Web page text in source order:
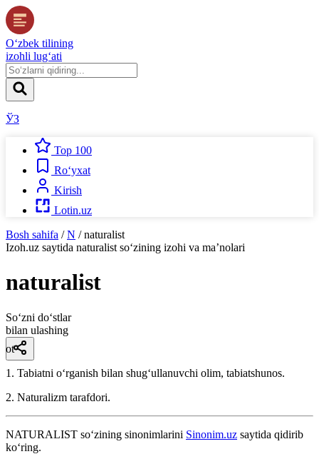
O‘zbek tilining
izohli lug‘ati
ЎЗ
Top 100
Ro‘yxat
Kirish
Lotin.uz
Bosh sahifa / N / naturalist
Izoh.uz saytida naturalist so‘zining izohi va ma’nolari
naturalist
So‘zni do‘stlar
bilan ulashing
ot
1. Tabiatni oʻrganish bilan shugʻullanuvchi olim, tabiatshunos.
2. Naturalizm tarafdori.
NATURALIST so‘zining sinonimlarini Sinonim.uz saytida qidirib
ko‘ring.